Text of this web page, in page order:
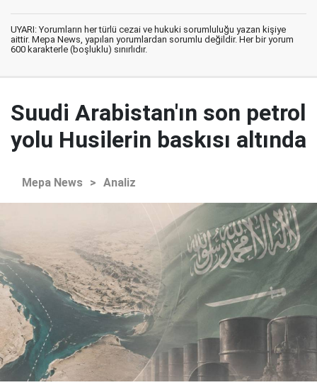
UYARI: Yorumların her türlü cezai ve hukuki sorumluluğu yazan kişiye
aittir. Mepa News, yapılan yorumlardan sorumlu değildir. Her bir yorum
600 karakterle (boşluklu) sınırlıdır.
Suudi Arabistan'ın son petrol
yolu Husilerin baskısı altında
Mepa News > Analiz